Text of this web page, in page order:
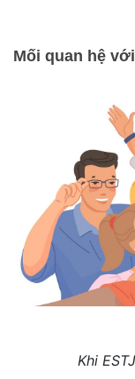
Mối quan hệ
Khi